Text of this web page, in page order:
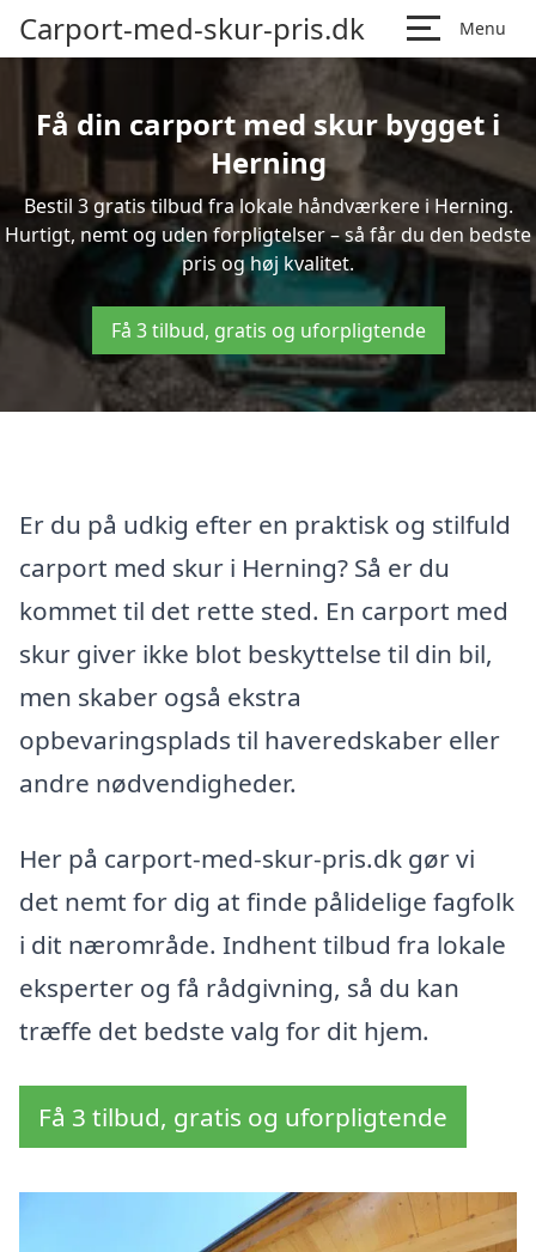
Carport-med-skur-pris.dk Menu
Få din carport med skur bygget i
Herning
Bestil 3 gratis tilbud fra lokale håndværkere i Herning.
Hurtigt, nemt og uden forpligtelser – så får du den bedste
pris og høj kvalitet.
Få 3 tilbud, gratis og uforpligtende
Er du på udkig efter en praktisk og stilfuld
carport med skur i Herning? Så er du
kommet til det rette sted. En carport med
skur giver ikke blot beskyttelse til din bil,
men skaber også ekstra
opbevaringsplads til haveredskaber eller
andre nødvendigheder.
Her på carport-med-skur-pris.dk gør vi
det nemt for dig at finde pålidelige fagfolk
i dit nærområde. Indhent tilbud fra lokale
eksperter og få rådgivning, så du kan
træffe det bedste valg for dit hjem.
Få 3 tilbud, gratis og uforpligtende